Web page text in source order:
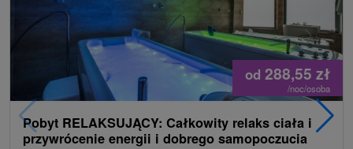
od 288,55 zł
/noc/osoba
Pobyt RELAKSUJĄCY: Całkowity relaks ciała i
przywrócenie energii i dobrego samopoczucia